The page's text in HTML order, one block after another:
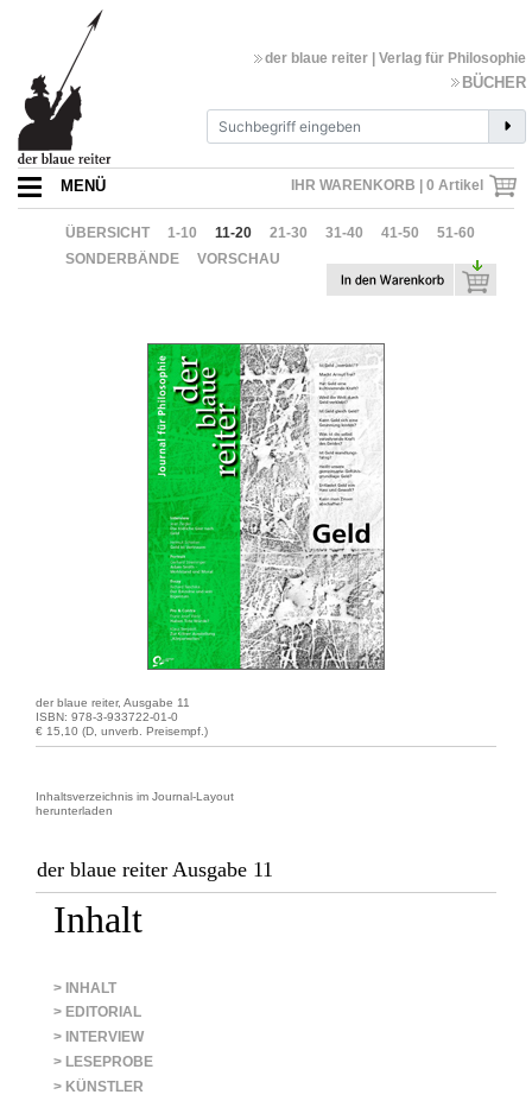
IHR WARENKORB | 0 Artikel
der blaue reiter | Verlag für Philosophie
BÜCHER
MENÜ
ÜBERSICHT 1-10 11-20 21-30 31-40 41-50
51-60
SONDERBÄNDE
VORSCHAU
der blaue reiter, Ausgabe 11
ISBN: 978-3-933722-01-0
€ 15,10 (D, unverb. Preisempf.)
Inhaltsverzeichnis im Journal-Layout
herunterladen
der blaue reiter Ausgabe 11
Inhalt
> INHALT
> EDITORIAL
> INTERVIEW
> LESEPROBE
> KÜNSTLER